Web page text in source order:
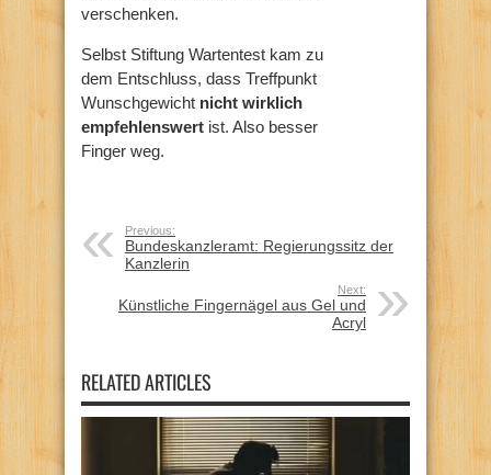
verschenken.
Selbst Stiftung Wartentest kam zu
dem Entschluss, dass Treffpunkt
Wunschgewicht nicht wirklich
empfehlenswert ist. Also besser
Finger weg.
Previous:
Bundeskanzleramt: Regierungssitz der
Kanzlerin
Next:
Künstliche Fingernägel aus Gel und
Acryl
RELATED ARTICLES